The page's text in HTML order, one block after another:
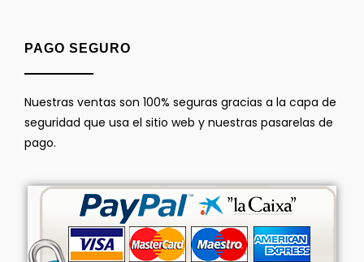
PAGO SEGURO
Nuestras ventas son 100% seguras gracias a la capa de
seguridad que usa el sitio web y nuestras pasarelas de
pago.